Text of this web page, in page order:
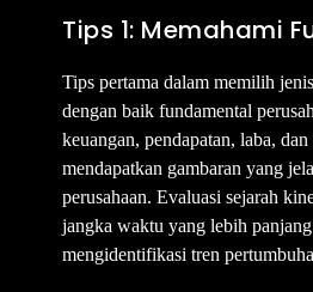
Tips 1: Memahami
Tips pertama dalam memilih
dengan baik fundamental
keuangan, pendapatan, laba,
mendapatkan gambaran yang
perusahaan. Evaluasi sejarah
jangka waktu yang lebih
mengidentifikasi tren